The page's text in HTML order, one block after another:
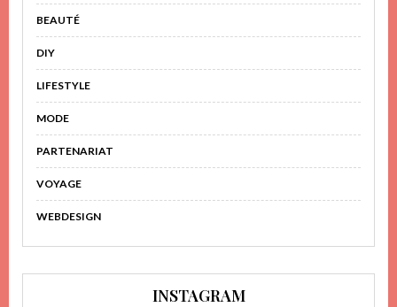
BEAUTÉ
DIY
LIFESTYLE
MODE
PARTENARIAT
VOYAGE
WEBDESIGN
INSTAGRAM